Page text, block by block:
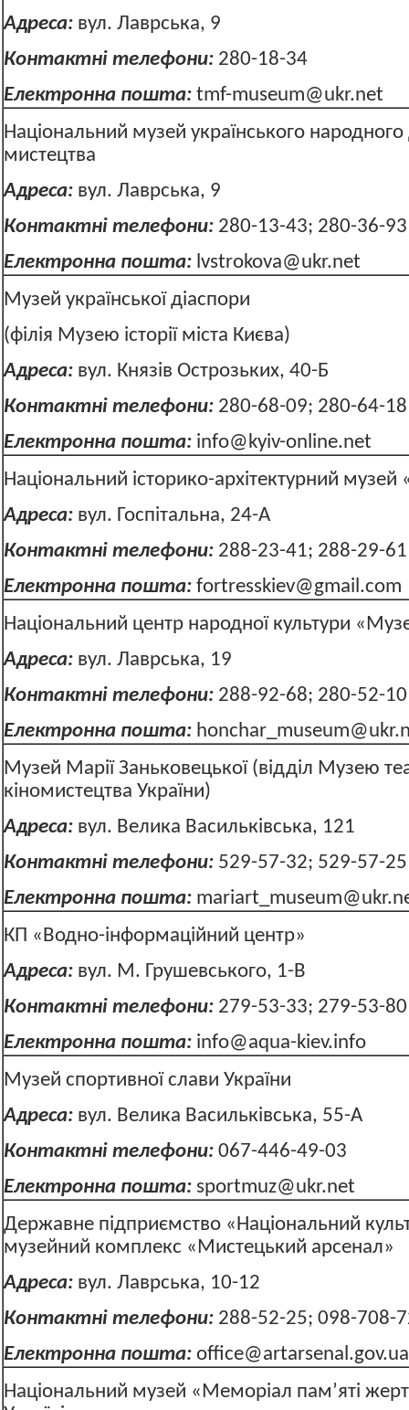
Адреса:вул. Лаврська, 9
Контактні телефони:280-18-34
Електронна пошта: tmf-museum@ukr.net
Національний музей українського
мистецтва
Адреса:вул. Лаврська, 9
Контактні телефони:280-13-43; 280-36-93
Електронна пошта: lvstrokova@ukr.net
Музей української діаспори
(філія Музею історії міста Києва)
Адреса:вул. Князів Острозьких,
Контактні телефони: 280-68-09; 280-64-18
Електронна пошта: info@kyiv-online.net
Національний історико-архітектурний
Адреса:вул. Госпітальна, 24-А
Контактні телефони:288-23-41; 288-29-61
Електронна пошта: fortresskiev@gmail.com
Національний центр народної культури
Адреса:вул. Лаврська, 19
Контактні телефони:288-92-68; 280-52-10
Електронна пошта:
Музей Марії Заньковецької (відділ Музею
кіномистецтва України)
Адреса:вул. Велика Васильківська,
Контактні телефони:529-57-32; 529-57-25
Електронна пошта:
КП «Водно-інформаційний центр»
Адреса:вул. М. Грушевського, 1-В
Контактні телефони:279-53-33; 279-53-80
Електронна пошта: info@aqua-kiev.info
Музей спортивної слави України
Адреса:вул. Велика Васильківська, 55-А
Контактні телефони:067-446-49-03
Електронна пошта: sportmuz@ukr.net
Державне підприємство «Національний
музейний комплекс «Мистецький арсенал»
Адреса:вул. Лаврська, 10-12
Контактні телефони:288-52-25; 098-708-
Електронна пошта: office@artarsenal.gov.ua
Національний музей «Меморіал пам’яті